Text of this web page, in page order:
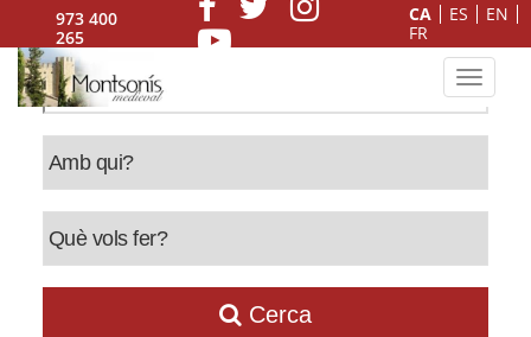
973 400
265
CA ES
EN
FR
Toggle
Cerca